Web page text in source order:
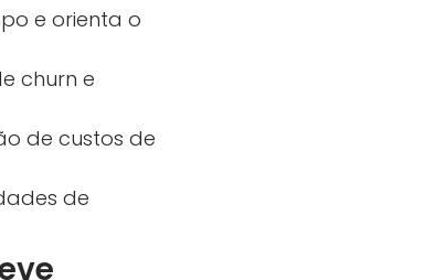
e orienta o
churn e
de custos de
de